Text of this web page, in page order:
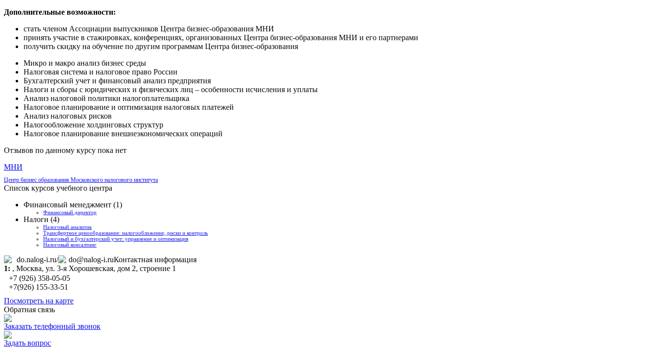
Дополнительные возможности:
стать членом Ассоциации выпускников Центра бизнес-образования МНИ
принять участие в стажировках, конференциях, организованных Центра бизнес-образования МНИ и его партнерами
получить скидку на обучение по другим программам Центра бизнес-образования
Микро и макро анализ бизнес среды
Налоговая система и налоговое право России
Бухгалтерский учет и финансовый анализ предприятия
Налоги и сборы с юридических и физических лиц – особенности исчисления и уплаты
Анализ налоговой политики налогоплательщика
Налоговое планирование и оптимизация налоговых платежей
Анализ налоговых рисков
Налогообложение холдинговых структур
Налоговое планирование внешнеэкономических операций
Отзывов по данному курсу пока нет
МНИ
Центр бизнес образования Московского налогового института
Список курсов учебного центра
Финансовый менеджмент (1)
Финансовый директор
Налоги (4)
Налоговый аналитик
Трансфертное ценообразование: налогообложение, риски и контроль
Налоговый и бухгалтерский учет: управление и оптимизация
Налоговый консалтинг
do.nalog-i.ru/ do@nalog-i.ruКонтактная информация
1: , Москва, ул. 3-я Хорошевская, дом 2, строение 1
+7 (926) 358-05-05
+7(926) 155-33-51
Посмотреть на карте
Обратная связь
Заказать телефонный звонок
Задать вопрос